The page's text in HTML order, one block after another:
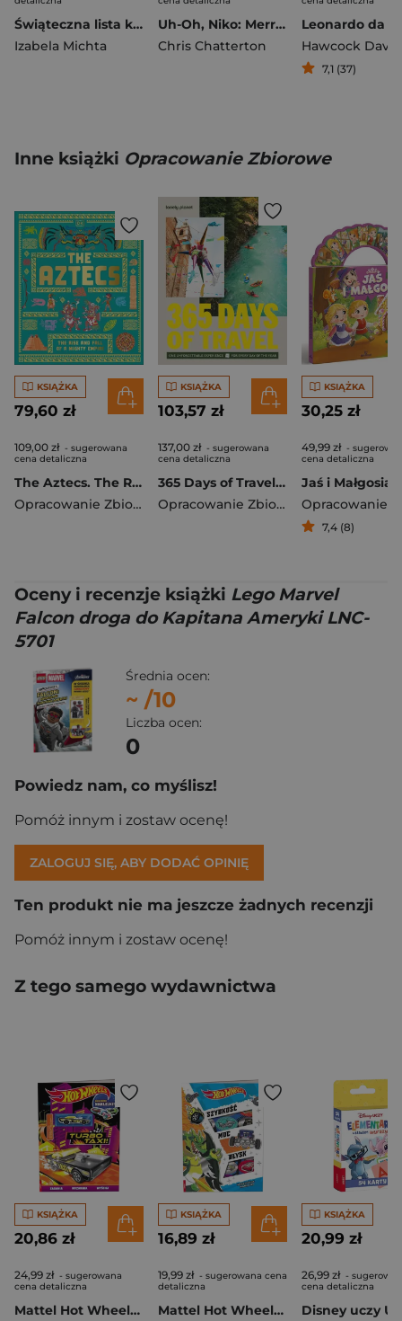
Świąteczna lista kosa
Izabela Michta
Uh-Oh, Niko: Merry Christmas
Chris Chatterton
Leonardo da
Hawcock David
7,1 (37)
Inne książki Opracowanie Zbiorowe
KSIĄŻKA
79,60 zł
109,00 zł - sugerowana
cena detaliczna
The Aztecs. The Rise and Fall of a Mighty Empire
Opracowanie Zbiorowe
KSIĄŻKA
103,57 zł
137,00 zł - sugerowana
cena detaliczna
365 Days of Travel. Lonely Planet
Opracowanie Zbiorowe
KSIĄŻKA
30,25 zł
49,99 zł -
cena detaliczna
Jaś i Małgosia
7,4 (8)
Oceny i recenzje książki Lego Marvel
Falcon droga do Kapitana Ameryki LNC-
5701
Średnia ocen:
~ /10
Liczba ocen:
0
Powiedz nam, co myślisz!
Pomóż innym i zostaw ocenę!
ZALOGUJ SIĘ, ABY DODAĆ OPINIĘ
Ten produkt nie ma jeszcze żadnych recenzji
Pomóż innym i zostaw ocenę!
Z tego samego wydawnictwa
KSIĄŻKA
20,86 zł
24,99 zł - sugerowana
cena detaliczna
Mattel Hot Wheels Turbo taxi! FLA-1606
KSIĄŻKA
16,89 zł
19,99 zł - sugerowana cena
detaliczna
Mattel Hot Wheels Szybkość moc błysk KOLS-1601
KSIĄŻKA
20,99 zł
26,99 zł -
cena detaliczna